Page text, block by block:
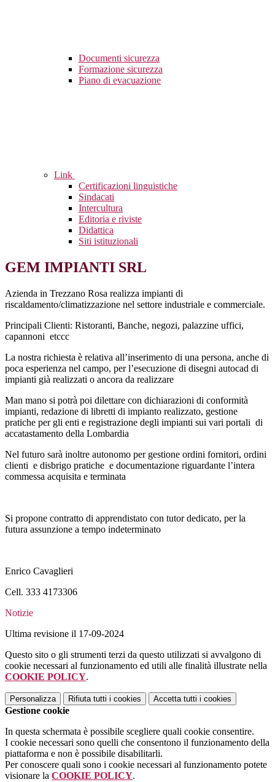
Documenti sicurezza
Formazione sicurezza
Piano di evacuazione
Link
Certificazioni linguistiche
Sindacati
Intercultura
Editoria e riviste
Didattica
Siti istituzionali
GEM IMPIANTI SRL
Azienda in Trezzano Rosa realizza impianti di
riscaldamento/climatizzazione nel settore industriale e commerciale.
Principali Clienti: Ristoranti, Banche, negozi, palazzine uffici,
capannoni etccc
La nostra richiesta è relativa all’inserimento di una persona, anche di
poca esperienza nel campo, per l’esecuzione di disegni autocad di
impianti già realizzati o ancora da realizzare
Man mano si potrà poi dilettare con dichiarazioni di conformità
impianti, redazione di libretti di impianto realizzato, gestione
pratiche per gli enti e registrazione degli impianti sui vari portali di
accatastamento della Lombardia
Nel futuro sarà inoltre autonomo per gestione ordini fornitori, ordini
clienti e disbrigo pratiche e documentazione riguardante l’intera
commessa acquisita e terminata
Si propone contratto di apprendistato con tutor dedicato, per la
futura assunzione a tempo indeterminato
Enrico Cavaglieri
Cell. 333 4173306
Notizie
Ultima revisione il 17-09-2024
Questo sito o gli strumenti terzi da questo utilizzati si avvalgono di
cookie necessari al funzionamento ed utili alle finalità illustrate nella
COOKIE POLICY.
Personalizza Rifiuta tutti i cookies Accetta tutti i cookies
Gestione cookie
In questa schermata è possibile scegliere quali cookie consentire.
I cookie necessari sono quelli che consentono il funzionamento della
piattaforma e non è possibile disabilitarli.
Per conoscere quali sono i cookie necessari al funzionamento potete
visionare la COOKIE POLICY.